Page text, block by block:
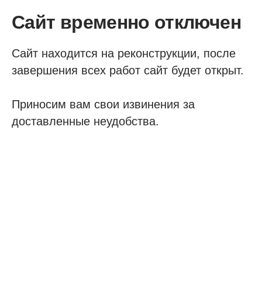
Сайт временно отключен
Сайт находится на реконструкции, после
завершения всех работ сайт будет открыт.
Приносим вам свои извинения за
доставленные неудобства.